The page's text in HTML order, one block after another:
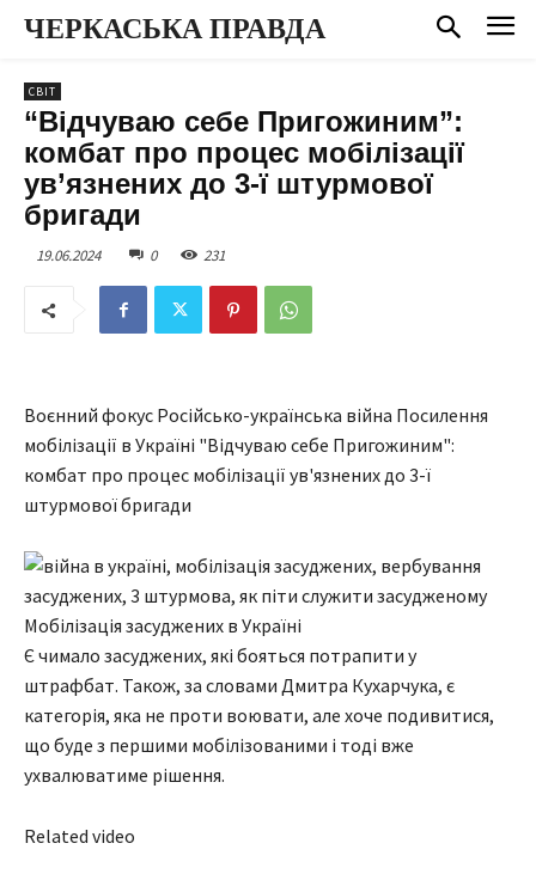
ЧЕРКАСЬКА ПРАВДА
СВІТ
“Відчуваю себе Пригожиним”:
комбат про процес мобілізації
ув’язнених до 3-ї штурмової
бригади
19.06.2024 0 231
Воєнний фокус Російсько-українська війна Посилення
мобілізації в Україні "Відчуваю себе Пригожиним":
комбат про процес мобілізації ув'язнених до 3-ї
штурмової бригади
Мобілізація засуджених в Україні
Є чимало засуджених, які бояться потрапити у
штрафбат. Також, за словами Дмитра Кухарчука, є
категорія, яка не проти воювати, але хоче подивитися,
що буде з першими мобілізованими і тоді вже
ухвалюватиме рішення.
Related video